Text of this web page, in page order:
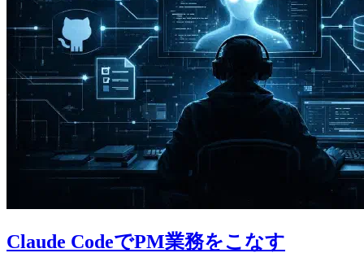
Claude CodeでPM業務をこなす